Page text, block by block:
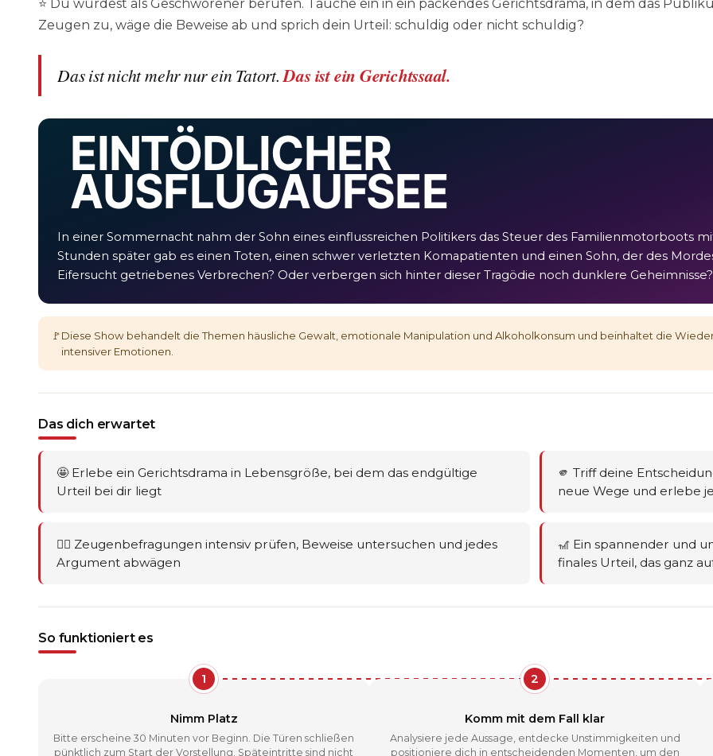
⭐ Du wurdest als Geschworener berufen. Tauche ein in ein packendes Gerichtsdrama, in dem das
Zeugen zu, wäge die Beweise ab und sprich dein Urteil: schuldig oder nicht schuldig?
Das ist nicht mehr nur ein Tatort. Das ist ein Gerichtssaal.
EIN TÖDLICHER
AUSFLUG AUF SEE
In einer Sommernacht nahm der Sohn eines einflussreichen Politikers das Steuer des Familienmotorboots
Stunden später gab es einen Toten, einen schwer verletzten Komapatienten und einen Sohn, der des
Eifersucht getriebenes Verbrechen? Oder verbergen sich hinter dieser Tragödie noch dunklere Geheimnisse?
🚩Diese Show behandelt die Themen häusliche Gewalt, emotionale Manipulation und Alkoholkonsum und beinhaltet die
intensiver Emotionen.
Das dich erwartet
🤩 Erlebe ein Gerichtsdrama in Lebensgröße, bei dem das endgültige
Urteil bei dir liegt
🫵 Triff deine
neue Wege und erlebe
🕵️‍♂️ Zeugenbefragungen intensiv prüfen, Beweise untersuchen und jedes
Argument abwägen
🎢 Ein spannender und
finales Urteil, das ganz
So funktioniert es
1
Nimm Platz
Bitte erscheine 30 Minuten vor Beginn. Die Türen schließen
pünktlich zum Start der Vorstellung. Späteintritte sind nicht
2
Komm mit dem Fall klar
Analysiere jede Aussage, entdecke Unstimmigkeiten und
positioniere dich in entscheidenden Momenten, um den